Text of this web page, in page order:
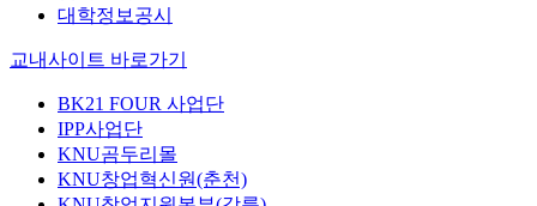
대학정보공시
교내사이트 바로가기
BK21 FOUR 사업단
IPP사업단
KNU곰두리몰
KNU창업혁신원(춘천)